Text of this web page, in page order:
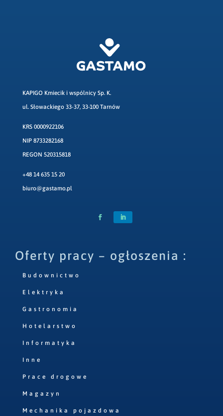
KAPIGO Kmiecik i wspólnicy Sp. K.
ul. Słowackiego 33-37, 33-100 Tarnów
KRS 0000922106
NIP 8733282168
REGON 520315818
+48 14 635 15 20
biuro@gastamo.pl
Oferty pracy – ogłoszenia :
Budownictwo
Elektryka
Gastronomia
Hotelarstwo
Informatyka
Inne
Prace drogowe
Magazyn
Mechanika pojazdowa